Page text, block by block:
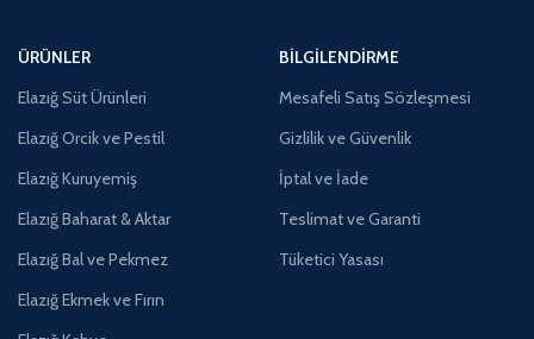
ÜRÜNLER
Elazığ Süt Ürünleri
Elazığ Orcik ve Pestil
Elazığ Kuruyemiş
Elazığ Baharat & Aktar
Elazığ Bal ve Pekmez
Elazığ Ekmek ve Fırın
BILGILENDIRME
Mesafeli Satış Sözleşmesi
Gizlilik ve Güvenlik
İptal ve İade
Teslimat ve Garanti
Tüketici Yasası